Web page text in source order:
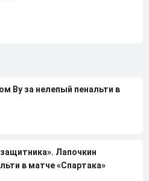
Ву за нелепый пенальти в
Лапочкин
в матче «Спартака»